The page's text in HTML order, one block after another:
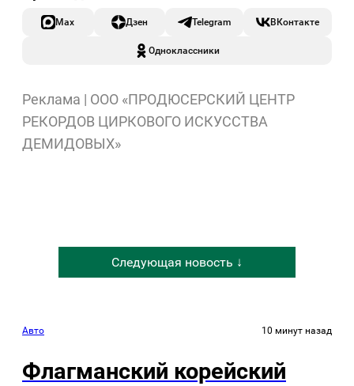
Max Дзен Telegram ВКонтакте
Одноклассники
Реклама | ООО «ПРОДЮСЕРСКИЙ ЦЕНТР
РЕКОРДОВ ЦИРКОВОГО ИСКУССТВА
ДЕМИДОВЫХ»
Следующая новость ↓
Авто 10 минут назад
Флагманский корейский